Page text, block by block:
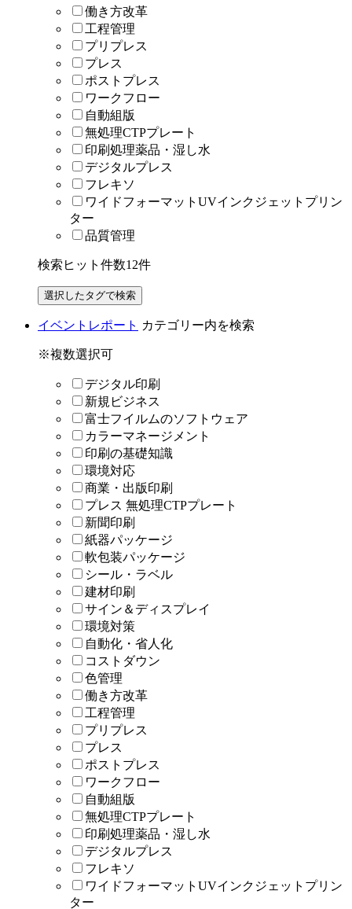
働き方改革
工程管理
プリプレス
プレス
ポストプレス
ワークフロー
自動組版
無処理CTPプレート
印刷処理薬品・湿し水
デジタルプレス
フレキソ
ワイドフォーマットUVインクジェットプリン
ター
品質管理
検索ヒット件数12件
イベントレポート カテゴリー内を検索
※複数選択可
デジタル印刷
新規ビジネス
富士フイルムのソフトウェア
カラーマネージメント
印刷の基礎知識
環境対応
商業・出版印刷
プレス 無処理CTPプレート
新聞印刷
紙器パッケージ
軟包装パッケージ
シール・ラベル
建材印刷
サイン＆ディスプレイ
環境対策
自動化・省人化
コストダウン
色管理
働き方改革
工程管理
プリプレス
プレス
ポストプレス
ワークフロー
自動組版
無処理CTPプレート
印刷処理薬品・湿し水
デジタルプレス
フレキソ
ワイドフォーマットUVインクジェットプリン
ター